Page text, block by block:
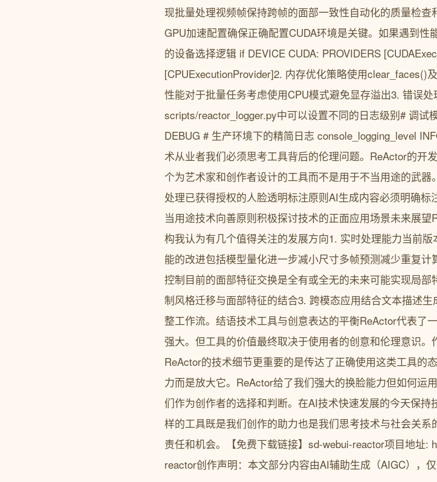
现批量处理视频帧保持跨帧的面部一致性自动化的质量检
GPU加速配置确保正确配置CUDA环境是关键。如果遇到
的设备选择逻辑 if DEVICE CUDA: PROVIDERS
[CPUExecutionProvider]2. 内存优化策略使用clear_faces()
性能对于批量任务考虑使用CPU模式避免显存溢出3. 错误
scripts/reactor_logger.py中可以设置不同的日志级别# 调试
DEBUG # 生产环境下的精简日志 console_logging_level
术从业者我们必须思考工具背后的伦理问题。ReActor的
个为艺术家和创作者设计的工具而不是用于不当用途的武
处理已获得授权的人脸透明标注原则AI生成内容必须明确
当用途技术向善原则积极探讨技术的正面应用场景未来展
构我认为有几个值得关注的发展方向1. 实时处理能力当前
能的改进包括模型量化进一步减小尺寸多帧预测减少重复
控制目前的面部特征交换是全有或全无的未来可能实现局
制风格迁移与面部特征的结合3. 跨模态应用结合文本描述
整工作流。结语技术工具与创意表达的平衡ReActor代表了
强大。但工具的价值最终取决于使用者的创意和伦理意识
ReActor的技术细节更重要的是传达了正确使用这类工具的
力而是放大它。ReActor给了我们强大的换脸能力但如何运
们作为创作者的选择和判断。在AI技术快速发展的今天保
样的工具既是我们创作的助力也是我们思考技术与社会关
责任和机会。【免费下载链接】sd-webui-reactor项目地址:
reactor创作声明：本文部分内容由AI辅助生成（AIGC），